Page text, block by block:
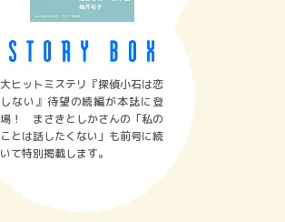
大ヒットミステリ『探偵小石は恋
しない』待望の続編が本誌に登
場！ まさきとしかさんの「私の
ことは話したくない」も前号に続
いて特別掲載します。